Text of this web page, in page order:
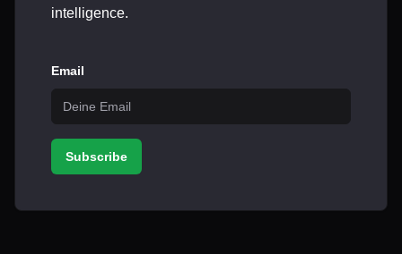
intelligence.
Email
Subscribe